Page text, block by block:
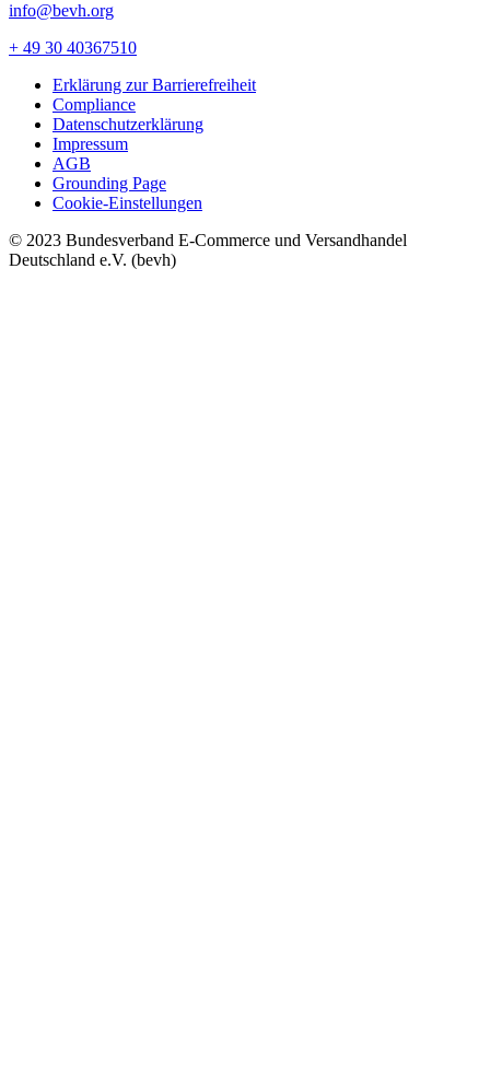
info@bevh.org
+ 49 30 40367510
Erklärung zur Barrierefreiheit
Compliance
Datenschutzerklärung
Impressum
AGB
Grounding Page
Cookie-Einstellungen
© 2023 Bundesverband E-Commerce und Versandhandel
Deutschland e.V. (bevh)